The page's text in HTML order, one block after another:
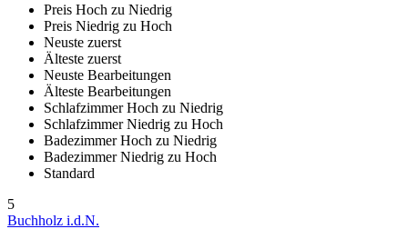
Preis Hoch zu Niedrig
Preis Niedrig zu Hoch
Neuste zuerst
Älteste zuerst
Neuste Bearbeitungen
Älteste Bearbeitungen
Schlafzimmer Hoch zu Niedrig
Schlafzimmer Niedrig zu Hoch
Badezimmer Hoch zu Niedrig
Badezimmer Niedrig zu Hoch
Standard
5
Buchholz i.d.N.